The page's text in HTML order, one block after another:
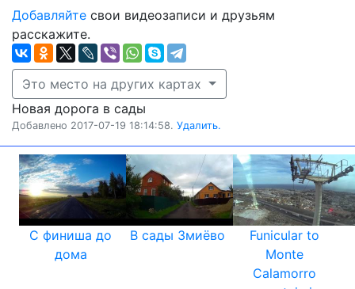
Добавляйте свои видеозаписи и друзьям
расскажите.
Это место на других картах
Новая дорога в сады
Добавлено 2017-07-19 18:14:58. Удалить.
С финиша до
дома
В сады Змиёво
Funicular to
Monte
Calamorro